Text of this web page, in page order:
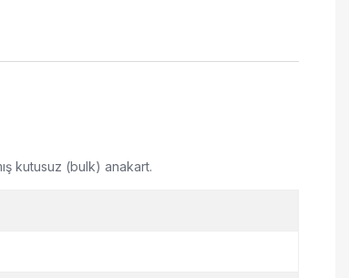
kutusuz (bulk) anakart.